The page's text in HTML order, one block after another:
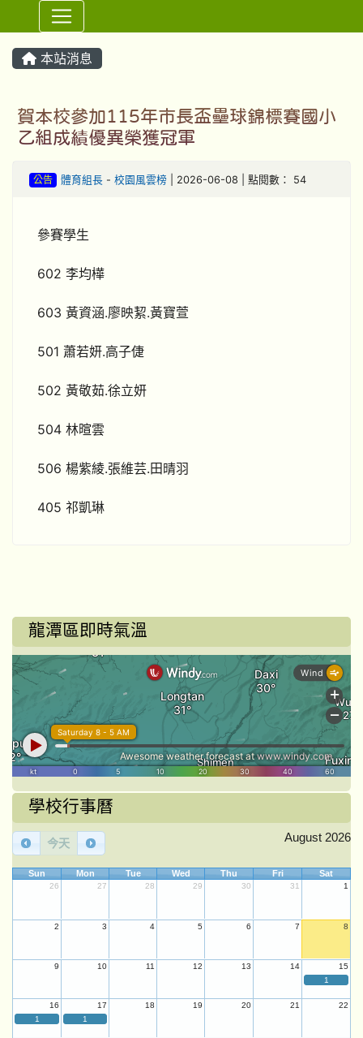
⏸
本站消息
賀本校參加115年市長盃壘球錦標賽國小
乙組成績優異榮獲冠軍
公告 體育組長- 校園風雲榜| 2026-06-08 | 點閱數： 54
參賽學生
602 李均樺
603 黃資涵.廖映絜.黃寶萱
501 蕭若妍.高子倢
502 黃敬茹.徐立妍
504 林暄雲
506 楊紫綾.張維芸.田晴羽
405 祁凱琳
龍潭區即時氣溫
學校行事曆
今天 August 2026
Sun Mon Tue Wed Thu Fri Sat
26 27 28 29 30 31 1
2 3 4 5 6 7 8
9 10 11 12 13 14
15
1
16 17 18 19 20 21
22
1
1